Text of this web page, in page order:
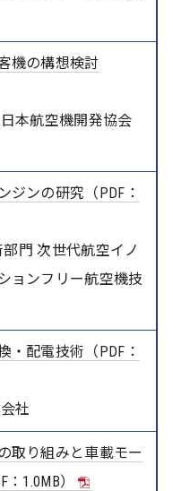
機の構想検討
本航空機開発協会
ジンの研究（PDF：
門 次世代航空イノ
ョンフリー航空機技
・配電技術（PDF：
社
取り組みと車載モー
1.0MB）